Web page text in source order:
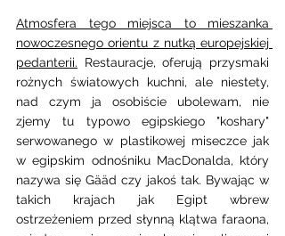
Atmosfera tego miejsca to mieszanka
nowoczesnego orientu z nutką europejskiej
pedanterii. Restauracje, oferują przysmaki
rożnych światowych kuchni, ale niestety,
nad czym ja osobiście ubolewam, nie
zjemy tu typowo egipskiego "koshary"
serwowanego w plastikowej miseczce jak
w egipskim odnośniku MacDonalda, który
nazywa się Gääd czy jakoś tak. Bywając w
takich krajach jak Egipt wbrew
ostrzeżeniem przed słynną klątwa faraona,